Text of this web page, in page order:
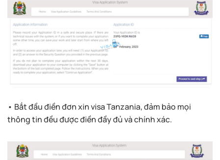
• Bắt đầu điền đơn xin visa Tanzania, đảm bảo mọi
thông tin đều được điền đầy đủ và chính xác.